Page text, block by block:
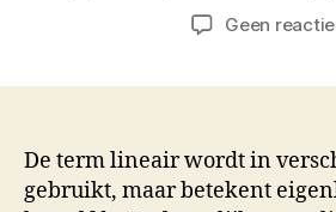
Geen
De term lineair wordt in
gebruikt, maar betekent